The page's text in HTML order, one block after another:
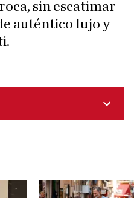
sin escatimar
auténtico lujo y